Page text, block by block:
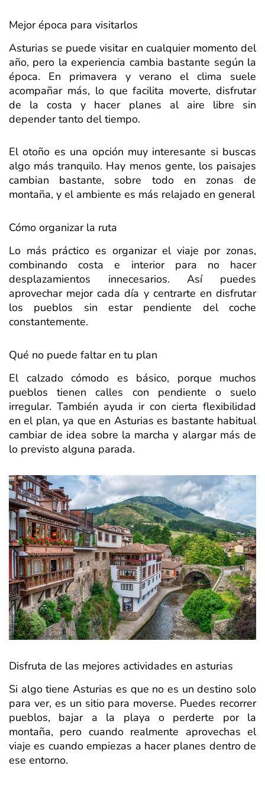
Mejor época para visitarlos
Asturias se puede visitar en cualquier momento del
año, pero la experiencia cambia bastante según la
época. En primavera y verano el clima suele
acompañar más, lo que facilita moverte, disfrutar
de la costa y hacer planes al aire libre sin
depender tanto del tiempo.
El otoño es una opción muy interesante si buscas
algo más tranquilo. Hay menos gente, los paisajes
cambian bastante, sobre todo en zonas de
montaña, y el ambiente es más relajado en general
Cómo organizar la ruta
Lo más práctico es organizar el viaje por zonas,
combinando costa e interior para no hacer
desplazamientos innecesarios. Así puedes
aprovechar mejor cada día y centrarte en disfrutar
los pueblos sin estar pendiente del coche
constantemente.
Qué no puede faltar en tu plan
El calzado cómodo es básico, porque muchos
pueblos tienen calles con pendiente o suelo
irregular. También ayuda ir con cierta flexibilidad
en el plan, ya que en Asturias es bastante habitual
cambiar de idea sobre la marcha y alargar más de
lo previsto alguna parada.
Disfruta de las mejores actividades en asturias
Si algo tiene Asturias es que no es un destino solo
para ver, es un sitio para moverse. Puedes recorrer
pueblos, bajar a la playa o perderte por la
montaña, pero cuando realmente aprovechas el
viaje es cuando empiezas a hacer planes dentro de
ese entorno.